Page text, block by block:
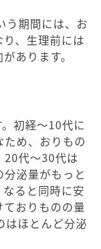
う期間には、お
、生理前には
あります。
初経～10代に
め、おりもの
20代～30代は
泌量がもっと
ると同時に安
おりものの量
はほとんど分泌